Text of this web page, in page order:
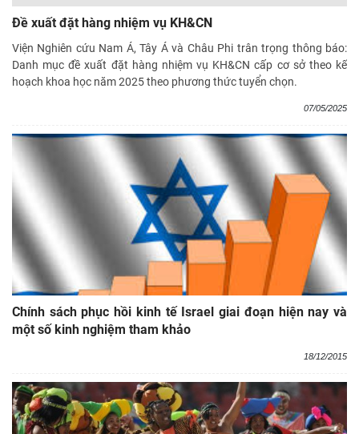
Đề xuất đặt hàng nhiệm vụ KH&CN
Viện Nghiên cứu Nam Á, Tây Á và Châu Phi trân trọng thông báo:
Danh mục đề xuất đặt hàng nhiệm vụ KH&CN cấp cơ sở theo kế
hoạch khoa học năm 2025 theo phương thức tuyển chọn.
07/05/2025
Chính sách phục hồi kinh tế Israel giai đoạn hiện nay và
một số kinh nghiệm tham khảo
18/12/2015